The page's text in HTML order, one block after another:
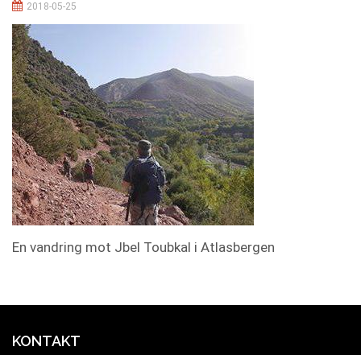
2018-05-25
En vandring mot Jbel Toubkal i Atlasbergen
KONTAKT